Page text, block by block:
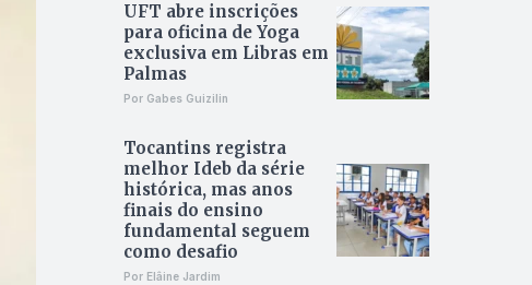
UFT abre inscrições
para oficina de Yoga
exclusiva em Libras em
Palmas
Por Gabes Guizilin
Tocantins registra
melhor Ideb da série
histórica, mas anos
finais do ensino
fundamental seguem
como desafio
Por Elâine Jardim